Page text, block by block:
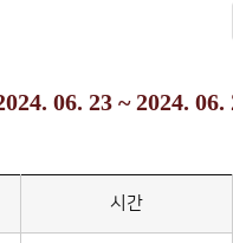
06. 23 ~ 2024. 06.
시간